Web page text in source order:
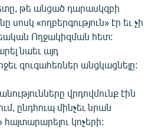
թե անցած դարասկզբի
սոսկ «ողբերգություն» էր եւ չի
Ողջակիզման հետ:
նաեւ այդ
զուգահեռներ անցկացնելը:
վրդովմունք էին
ընդհուպ մինչեւ նրան
կոչերի: